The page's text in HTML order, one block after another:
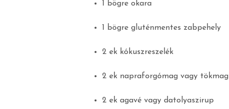
1 bögre okara
1 bögre gluténmentes zabpehely
2 ek kókuszreszelék
2 ek napraforgómag vagy tökmag
2 ek agavé vagy datolyaszirup